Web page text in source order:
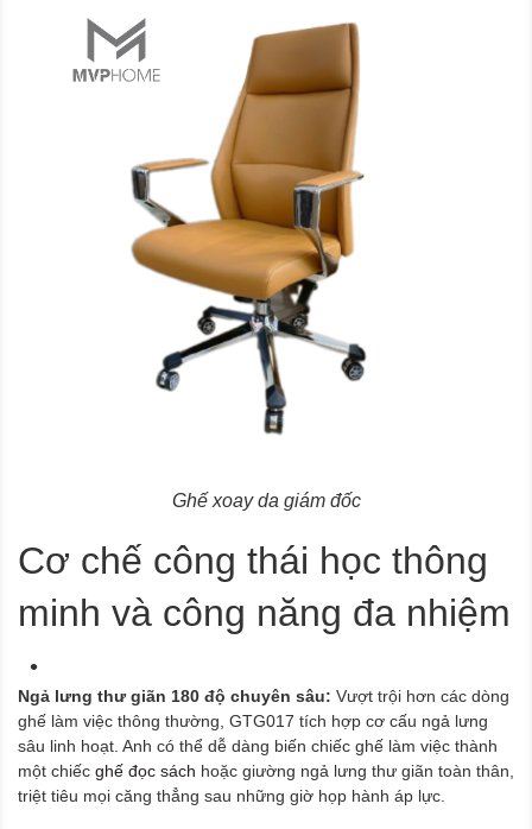
Ghế xoay da giám đốc
Cơ chế công thái học thông
minh và công năng đa nhiệm
Ngả lưng thư giãn 180 độ chuyên sâu: Vượt trội hơn các dòng
ghế làm việc thông thường, GTG017 tích hợp cơ cấu ngả lưng
sâu linh hoạt. Anh có thể dễ dàng biến chiếc ghế làm việc thành
một chiếc ghế đọc sách hoặc giường ngả lưng thư giãn toàn thân,
triệt tiêu mọi căng thẳng sau những giờ họp hành áp lực.